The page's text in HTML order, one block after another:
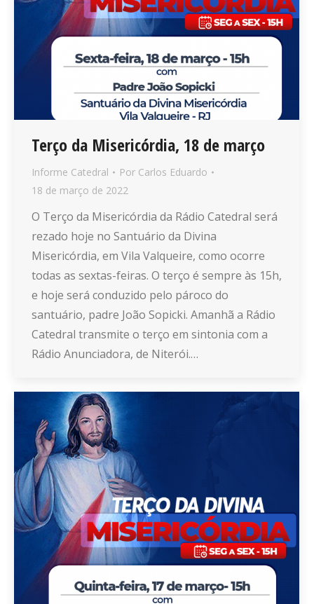
Terço da Misericórdia, 18 de março
Informe Catedral Por Carlos Eduardo
18 de março de 2022
O Terço da Misericórdia da Rádio Catedral será
rezado hoje no Santuário da Divina
Misericórdia, em Vila Valqueire, como ocorre
todas as sextas-feiras. O terço é sempre às 15h,
e hoje será conduzido pelo pároco do
santuário, padre João Sopicki. Amanhã a Rádio
Catedral transmite o terço em sintonia com a
Rádio Anunciadora, de Niterói.…